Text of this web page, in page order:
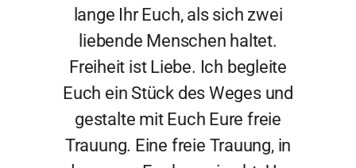
lange Ihr Euch, als sich zwei
liebende Menschen haltet.
Freiheit ist Liebe. Ich begleite
Euch ein Stück des Weges und
gestalte mit Euch Eure freie
Trauung. Eine freie Trauung, in